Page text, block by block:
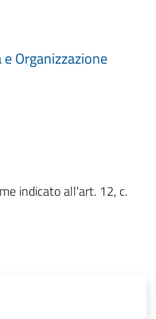
Organizzazione
indicato all'art. 12, c.